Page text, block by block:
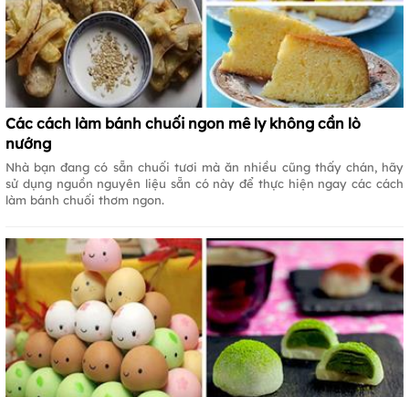
Các cách làm bánh chuối ngon mê ly không cần lò
nướng
Nhà bạn đang có sẵn chuối tươi mà ăn nhiều cũng thấy chán, hãy
sử dụng nguồn nguyên liệu sẵn có này để thực hiện ngay các cách
làm bánh chuối thơm ngon.